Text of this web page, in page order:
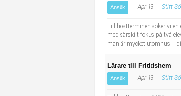
Ansök Apr 13 Stift
Till höstterminen söker vi
med särskilt fokus på två
man är mycket utomhus. I
Lärare till Fritidshem
Ansök Apr 13 Stift